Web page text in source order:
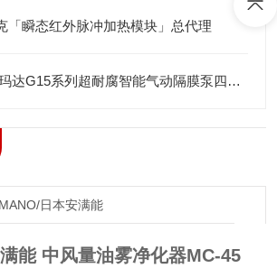
「瞬态红外脉冲加热模块」总代理
日本YAMADA雅玛达G15系列超耐腐智能气动隔膜泵四川代理店
日本安满能
能 中风量油雾净化器MC-45